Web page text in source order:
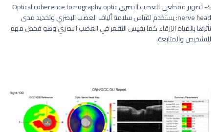
4- تصوير مقطعي للعصب البصري Optical coherence tomography optic
nerve head: يستخدم لقياس سلامة ألياف العصب البصري وتحديد مدى
تأثرها بالمياه الزرقاء كما يقيس التقعر في العصب البصري وهو فحص مهم
للتشخيص والمتابعة.